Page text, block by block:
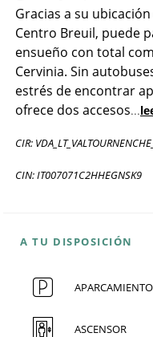
Gracias a su
Centro Breuil, puede
ensueño con total
Cervinia. Sin
estrés de encontrar
ofrece dos accesos...
CIR:
CIN: IT007071C2HHEGNSK9
A TU DISPOSICIÓN
ASCENSOR